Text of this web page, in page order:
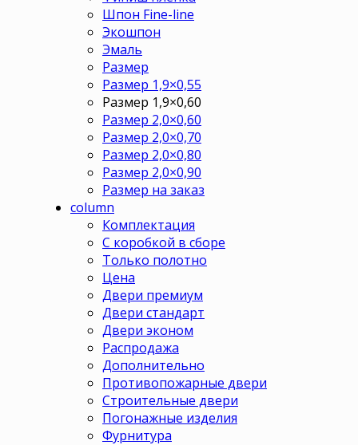
Шпон Fine-line
Экошпон
Эмаль
Размер
Размер 1,9×0,55
Размер 1,9×0,60
Размер 2,0×0,60
Размер 2,0×0,70
Размер 2,0×0,80
Размер 2,0×0,90
Размер на заказ
column
Комплектация
С коробкой в сборе
Только полотно
Цена
Двери премиум
Двери стандарт
Двери эконом
Распродажа
Дополнительно
Противопожарные двери
Строительные двери
Погонажные изделия
Фурнитура